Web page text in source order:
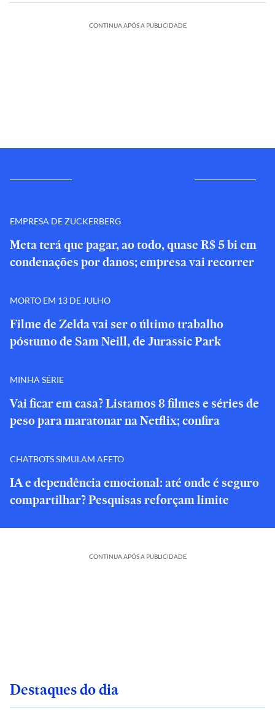
CONTINUA APÓS A PUBLICIDADE
EMPRESA DE ZUCKERBERG
Meta terá que pagar, ao todo, quase R$ 5 bi em
condenações por danos; empresa vai recorrer
MORTO EM 13 DE JULHO
Filme de Zelda vai ser o último trabalho
póstumo de Sam Neill, de Jurassic Park
MINHA SÉRIE
Vai ficar em casa? Listamos 8 filmes e séries de
peso para maratonar na Netflix; confira
CHATBOTS SIMULAM AFETO
IA e dependência emocional: até onde é seguro
compartilhar? Pesquisas reforçam limite
CONTINUA APÓS A PUBLICIDADE
Destaques do dia